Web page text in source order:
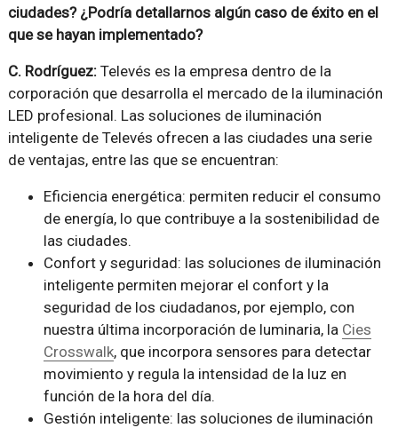
ciudades? ¿Podría detallarnos algún caso de éxito en el
que se hayan implementado?
C. Rodríguez:Televés es la empresa dentro de la
corporación que desarrolla el mercado de la iluminación
LED profesional. Las soluciones de iluminación
inteligente de Televés ofrecen a las ciudades una serie
de ventajas, entre las que se encuentran:
Eficiencia energética: permiten reducir el consumo
de energía, lo que contribuye a la sostenibilidad de
las ciudades.
Confort y seguridad: las soluciones de iluminación
inteligente permiten mejorar el confort y la
seguridad de los ciudadanos, por ejemplo, con
nuestra última incorporación de luminaria, la Cies
Crosswalk, que incorpora sensores para detectar
movimiento y regula la intensidad de la luz en
función de la hora del día.
Gestión inteligente: las soluciones de iluminación